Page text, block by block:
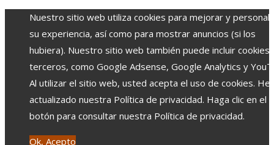
Nuestro sitio web utiliza cookies para mejorar y
su experiencia, así como para mostrar anuncios (si los
hubiera). Nuestro sitio web también puede incluir cookies
terceros, como Google Adsense, Google Analytics y
Al utilizar el sitio web, usted acepta el uso de cookies.
actualizado nuestra Política de privacidad. Haga clic en el
botón para consultar nuestra Política de privacidad.
Ok, Acepto